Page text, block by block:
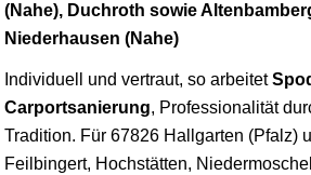
(Nahe), Duchroth sowie
Niederhausen (Nahe)
Individuell und vertraut, so arbeitet
Carportsanierung, Professionalität
Tradition. Für 67826 Hallgarten (Pfalz)
Feilbingert, Hochstätten,